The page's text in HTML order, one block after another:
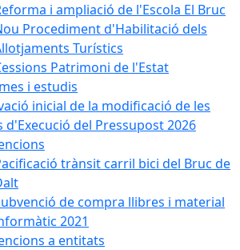
i ampliació de l'Escola El Bruc
Procediment d'Habilitació dels
Turístics
Patrimoni de l'Estat
i estudis
inicial de la modificació de les
d'Execució del Pressupost 2026
trànsit carril bici del Bruc de
de compra llibres i material
2021
a entitats